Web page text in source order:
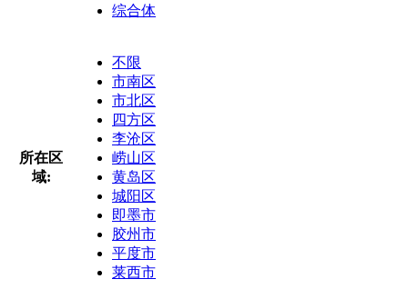
综合体
所在区
域:
不限
市南区
市北区
四方区
李沧区
崂山区
黄岛区
城阳区
即墨市
胶州市
平度市
莱西市